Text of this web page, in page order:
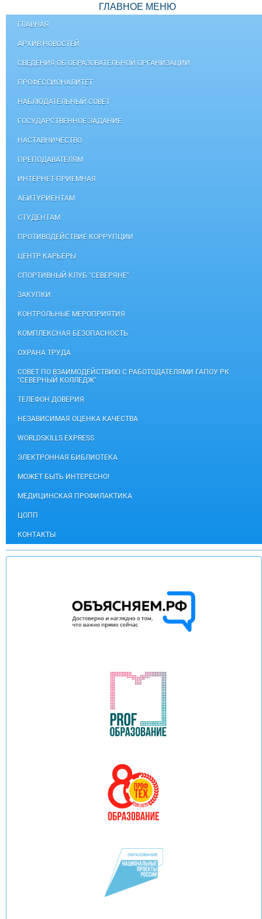
ГЛАВНОЕ МЕНЮ
ГЛАВНАЯ
АРХИВ НОВОСТЕЙ
СВЕДЕНИЯ ОБ ОБРАЗОВАТЕЛЬНОЙ ОРГАНИЗАЦИИ
ПРОФЕССИОНАЛИТЕТ
НАБЛЮДАТЕЛЬНЫЙ СОВЕТ
ГОСУДАРСТВЕННОЕ ЗАДАНИЕ
НАСТАВНИЧЕСТВО
ПРЕПОДАВАТЕЛЯМ
ИНТЕРНЕТ-ПРИЕМНАЯ
АБИТУРИЕНТАМ
СТУДЕНТАМ
ПРОТИВОДЕЙСТВИЕ КОРРУПЦИИ
ЦЕНТР КАРЬЕРЫ
СПОРТИВНЫЙ КЛУБ "СЕВЕРЯНЕ"
ЗАКУПКИ
КОНТРОЛЬНЫЕ МЕРОПРИЯТИЯ
КОМПЛЕКСНАЯ БЕЗОПАСНОСТЬ
ОХРАНА ТРУДА
СОВЕТ ПО ВЗАИМОДЕЙСТВИЮ С РАБОТОДАТЕЛЯМИ ГАПОУ РК
"СЕВЕРНЫЙ КОЛЛЕДЖ"
ТЕЛЕФОН ДОВЕРИЯ
НЕЗАВИСИМАЯ ОЦЕНКА КАЧЕСТВА
WORLDSKILLS EXPRESS
ЭЛЕКТРОННАЯ БИБЛИОТЕКА
МОЖЕТ БЫТЬ ИНТЕРЕСНО!
МЕДИЦИНСКАЯ ПРОФИЛАКТИКА
ЦОПП
КОНТАКТЫ